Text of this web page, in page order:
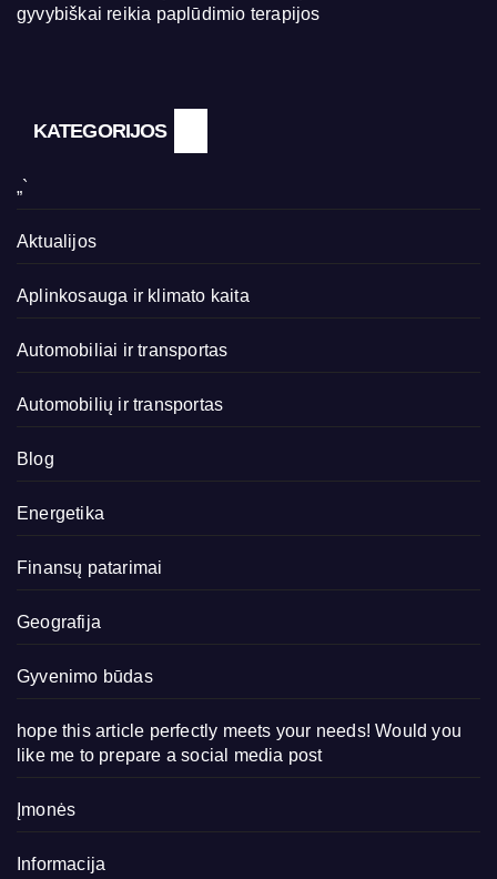
gyvybiškai reikia paplūdimio terapijos
KATEGORIJOS
„`
Aktualijos
Aplinkosauga ir klimato kaita
Automobiliai ir transportas
Automobilių ir transportas
Blog
Energetika
Finansų patarimai
Geografija
Gyvenimo būdas
hope this article perfectly meets your needs! Would you
like me to prepare a social media post
Įmonės
Informacija